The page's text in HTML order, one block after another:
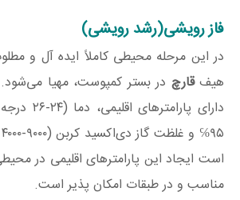
فاز رویشی(رشد رویشی)
در این مرحله محیطی کاملاً ایده آل و
هیفقارچ در بستر کمپوست، مهیا
دارای
است ایجاد این پارامترهای اقلیمی در
مناسب و در طبقات امکان پذیر است.